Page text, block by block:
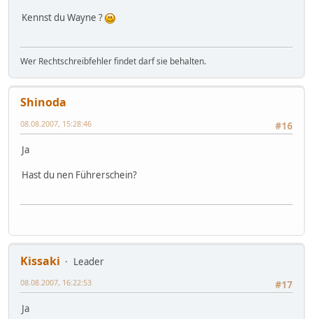
Kennst du Wayne ?
Wer Rechtschreibfehler findet darf sie behalten.
Shinoda
#16
08.08.2007, 15:28:46
Ja
Hast du nen Führerschein?
Kissaki
Leader
#17
08.08.2007, 16:22:53
Ja